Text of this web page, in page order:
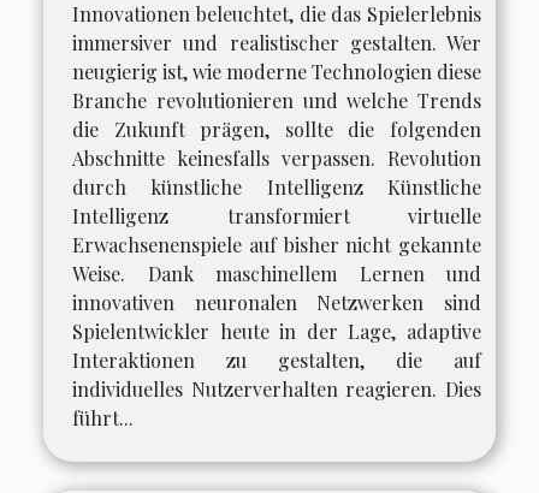
Innovationen beleuchtet, die das Spielerlebnis
immersiver und realistischer gestalten. Wer
neugierig ist, wie moderne Technologien diese
Branche revolutionieren und welche Trends
die Zukunft prägen, sollte die folgenden
Abschnitte keinesfalls verpassen. Revolution
durch künstliche Intelligenz Künstliche
Intelligenz transformiert virtuelle
Erwachsenenspiele auf bisher nicht gekannte
Weise. Dank maschinellem Lernen und
innovativen neuronalen Netzwerken sind
Spielentwickler heute in der Lage, adaptive
Interaktionen zu gestalten, die auf
individuelles Nutzerverhalten reagieren. Dies
führt...